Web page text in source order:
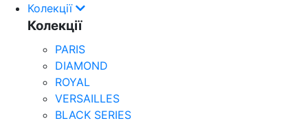
Колекції
Колекції
PARIS
DIAMOND
ROYAL
VERSAILLES
BLACK SERIES